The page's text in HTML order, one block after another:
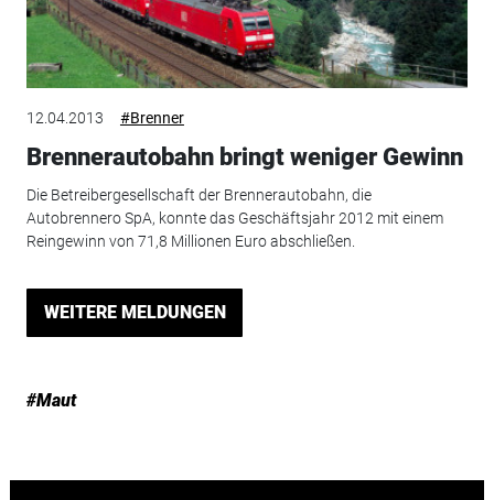
12.04.2013 #Brenner
Brennerautobahn bringt weniger Gewinn
Die Betreibergesellschaft der Brennerautobahn, die
Autobrennero SpA, konnte das Geschäftsjahr 2012 mit einem
Reingewinn von 71,8 Millionen Euro abschließen.
WEITERE MELDUNGEN
#Maut